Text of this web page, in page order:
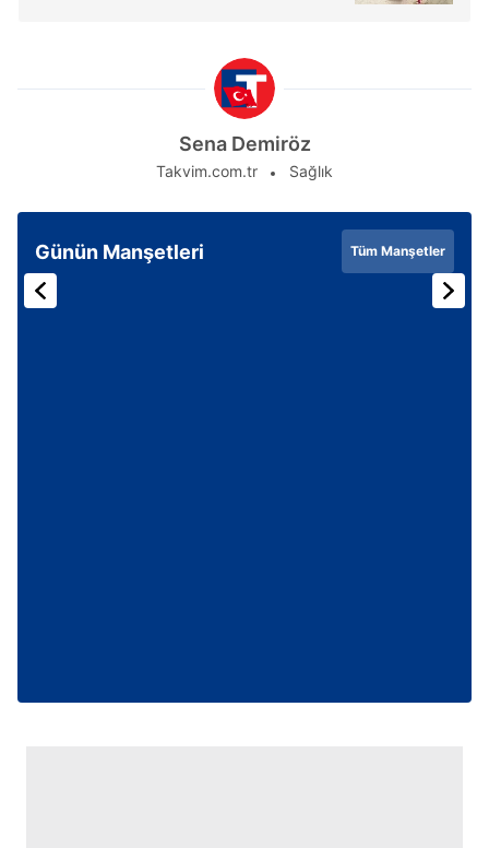
Sena Demiröz
Takvim.com.tr Sağlık
Günün Manşetleri Tüm Manşetler